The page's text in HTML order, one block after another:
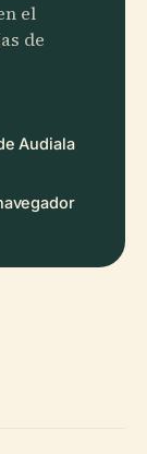
el
de
Audiala